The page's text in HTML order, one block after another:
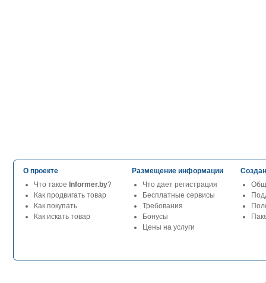
О проекте
Что такое Informer.by?
Как продвигать товар
Как покупать
Как искать товар
Размещение информации
Что дает регистрация
Бесплатные сервисы
Требования
Бонусы
Цены на услуги